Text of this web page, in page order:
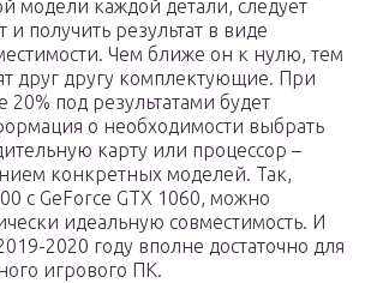
модели каждой детали, следует
и получить результат в виде
Чем ближе он к нулю, тем
друг другу комплектующие. При
под результатами будет
о необходимости выбрать
карту или процессор –
конкретных моделей. Так,
c GeForce GTX 1060, можно
идеальную совместимость. И
2020 году вполне достаточно для
игрового ПК.